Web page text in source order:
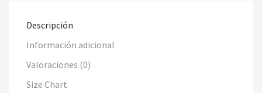
Descripción
Información adicional
Valoraciones (0)
Size Chart